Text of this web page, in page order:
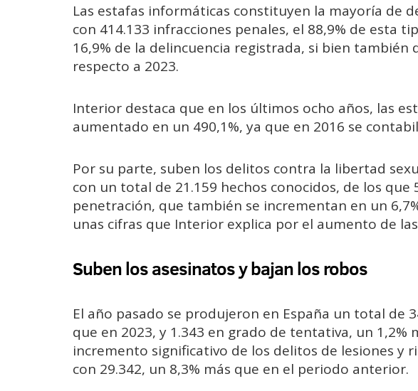
Las estafas informáticas constituyen la mayoría de
con 414.133 infracciones penales, el 88,9% de esta
16,9% de la delincuencia registrada, si bien también
respecto a 2023.
Interior destaca que en los últimos ocho años, las
aumentado en un 490,1%, ya que en 2016 se
Por su parte, suben los delitos contra la libertad
con un total de 21.159 hechos conocidos, de los que
penetración, que también se incrementan en un
unas cifras que Interior explica por el aumento de
Suben los asesinatos y bajan los robos
El año pasado se produjeron en España un total de
que en 2023, y 1.343 en grado de tentativa, un 1,2%
incremento significativo de los delitos de lesiones y
con 29.342, un 8,3% más que en el periodo anterior.